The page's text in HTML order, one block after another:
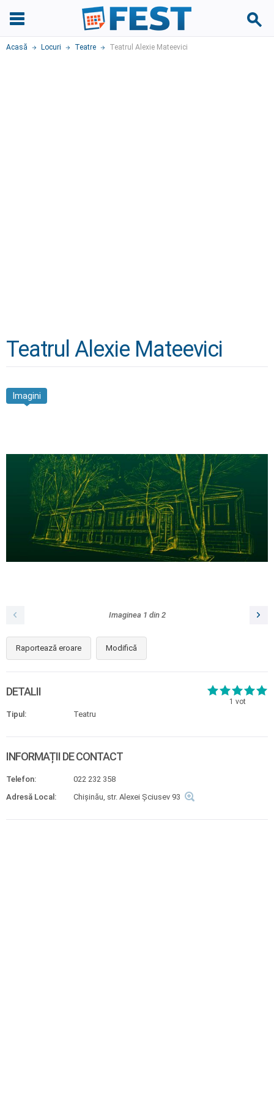
Acasă Locuri Teatre Teatrul Alexie Mateevici
Teatrul Alexie Mateevici
Imagini
Imaginea 1 din 2
Raportează eroare Modifică
1 vot
DETALII
Tipul: Teatru
INFORMAȚII DE CONTACT
Telefon:
022 232 358
Adresă Local:
Chișinău, str. Alexei Şciusev 93